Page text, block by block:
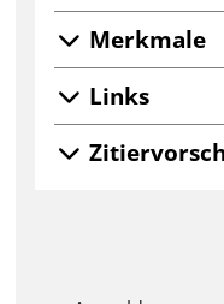
Merkmale
Links